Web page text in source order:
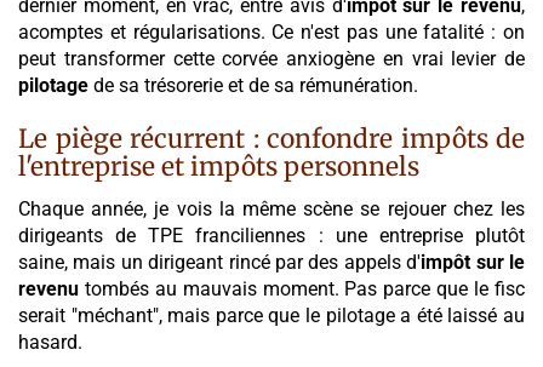
dernier moment, en vrac, entre avis d'impôt sur le revenu,
acomptes et régularisations. Ce n'est pas une fatalité : on
peut transformer cette corvée anxiogène en vrai levier de
pilotage de sa trésorerie et de sa rémunération.
Le piège récurrent : confondre impôts de
l'entreprise et impôts personnels
Chaque année, je vois la même scène se rejouer chez les
dirigeants de TPE franciliennes : une entreprise plutôt
saine, mais un dirigeant rincé par des appels d'impôt sur le
revenu tombés au mauvais moment. Pas parce que le fisc
serait "méchant", mais parce que le pilotage a été laissé au
hasard.